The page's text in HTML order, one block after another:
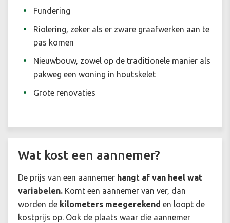
Fundering
Riolering, zeker als er zware graafwerken aan te
pas komen
Nieuwbouw, zowel op de traditionele manier als
pakweg een woning in houtskelet
Grote renovaties
Wat kost een aannemer?
De prijs van een aannemer hangt af van heel wat
variabelen. Komt een aannemer van ver, dan
worden de kilometers meegerekend en loopt de
kostprijs op. Ook de plaats waar die aannemer